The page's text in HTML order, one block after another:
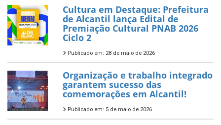
Cultura em Destaque: Prefeitura
de Alcantil lança Edital de
Premiação Cultural PNAB 2026
Ciclo 2
Publicado em: 28 de maio de 2026
Organização e trabalho integrado
garantem sucesso das
comemorações em Alcantil!
Publicado em: 5 de maio de 2026